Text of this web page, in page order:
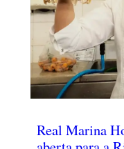
Real Marina